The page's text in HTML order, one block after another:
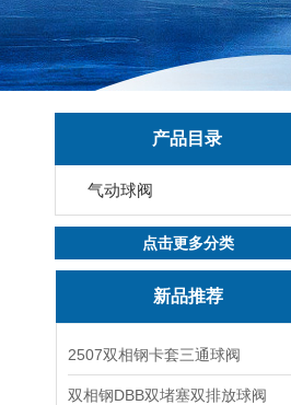
产品目录
气动球阀
点击更多分类
新品推荐
2507双相钢卡套三通球阀
双相钢DBB双堵塞双排放球阀